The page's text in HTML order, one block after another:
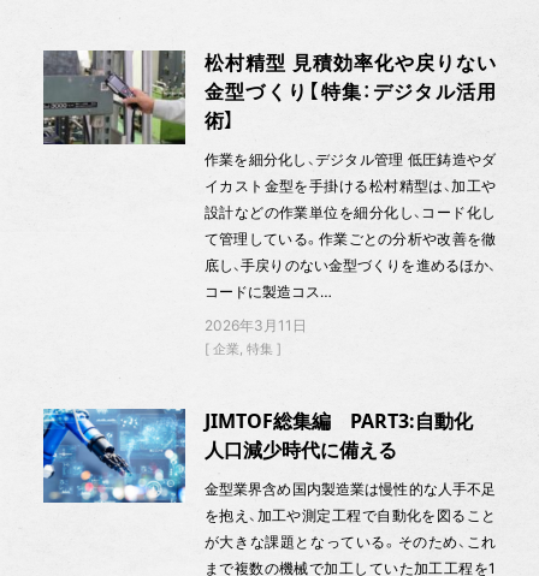
松村精型 見積効率化や戻りない
金型づくり【特集：デジタル活用
術】
作業を細分化し、デジタル管理 低圧鋳造やダ
イカスト金型を手掛ける松村精型は、加工や
設計などの作業単位を細分化し、コード化し
て管理している。作業ごとの分析や改善を徹
底し、手戻りのない金型づくりを進めるほか、
コードに製造コス…
2026年3月11日
企業 特集
JIMTOF総集編 PART3:自動化
人口減少時代に備える
金型業界含め国内製造業は慢性的な人手不足
を抱え、加工や測定工程で自動化を図ること
が大きな課題となっている。そのため、これ
まで複数の機械で加工していた加工工程を1